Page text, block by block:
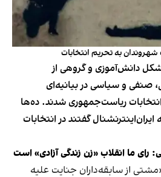
شهروندان به تحریم انتخابات
دانش‌آموزی و گروهی از
صنفی و سیاسی در بیانیه‌ای
ریاست‌جمهوری شدند. ده‌ها
گفتند در انتخابات
رای ما انقلاب «زن زندگی آزادی» است
از سابقه‌‌داران جنایت علیه